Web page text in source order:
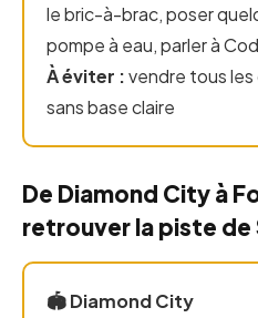
le bric-à-brac, poser
pompe à eau, parler à
À éviter :vendre tous
sans base claire
De Diamond City à
retrouver la piste de
🏟️ Diamond City